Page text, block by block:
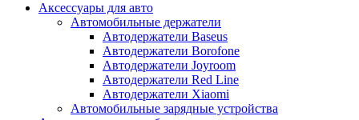
Аксессуары для авто
Автомобильные держатели
Автодержатели Baseus
Автодержатели Borofone
Автодержатели Joyroom
Автодержатели Red Line
Автодержатели Xiaomi
Автомобильные зарядные устройства